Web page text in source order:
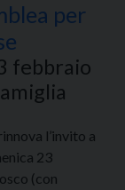
per
febbraio
l’invito a
23
(con